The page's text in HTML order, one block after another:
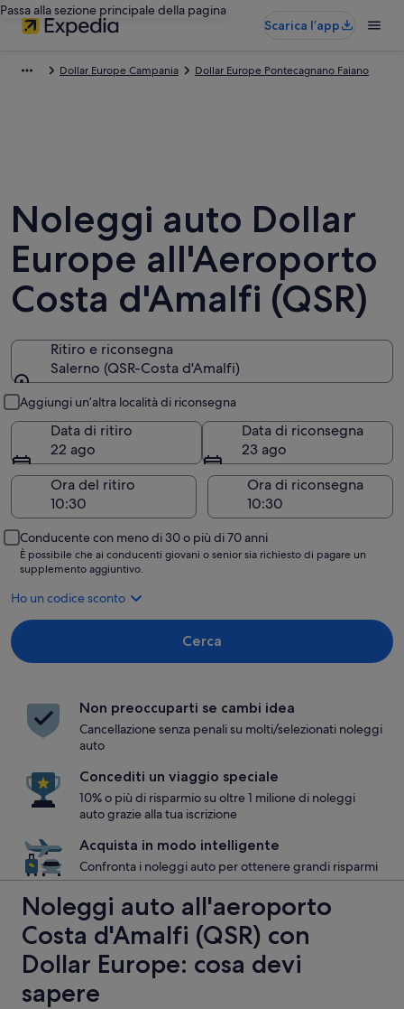
Passa alla sezione principale della pagina
Scarica l’app
Dollar Europe Campania Dollar Europe Pontecagnano Faiano
Noleggi auto Dollar
Europe all'Aeroporto
Costa d'Amalfi (QSR)
Ritiro e riconsegna
Salerno (QSR-Costa d'Amalfi)
Aggiungi un’altra località di riconsegna
Data di ritiro
22 ago
Data di riconsegna
23 ago
Ora del ritiro
Ora di riconsegna
Conducente con meno di 30 o più di 70 anni
È possibile che ai conducenti giovani o senior sia richiesto di pagare un
supplemento aggiuntivo.
Ho un codice sconto
Cerca
Non preoccuparti se cambi idea
Cancellazione senza penali su molti/selezionati noleggi
auto
Concediti un viaggio speciale
10% o più di risparmio su oltre 1 milione di noleggi
auto grazie alla tua iscrizione
Acquista in modo intelligente
Confronta i noleggi auto per ottenere grandi risparmi
Noleggi auto all'aeroporto
Costa d'Amalfi (QSR) con
Dollar Europe: cosa devi
sapere